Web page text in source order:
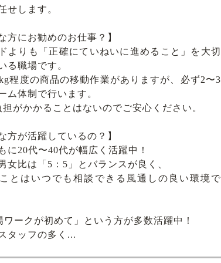
せします。
方にお勧めのお仕事？】
よりも「正確にていねいに進めること」を大切
る職場です。
程度の商品の移動作業がありますが、必ず2〜3
ム体制で行います。
担がかかることはないのでご安心ください。
方が活躍しているの？】
に20代〜40代が幅広く活躍中！
女比は「5：5」とバランスが良く、
とはいつでも相談できる風通しの良い環境で
ワークが初めて」という方が多数活躍中！
タッフの多く...